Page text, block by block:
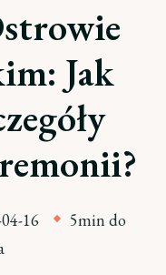
Jak
16
5min do